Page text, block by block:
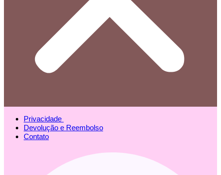
Privacidade
Devolução e Reembolso
Contato